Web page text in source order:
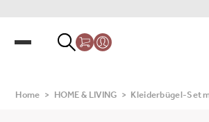
Home > HOME & LIVING > Kleiderbügel-Set